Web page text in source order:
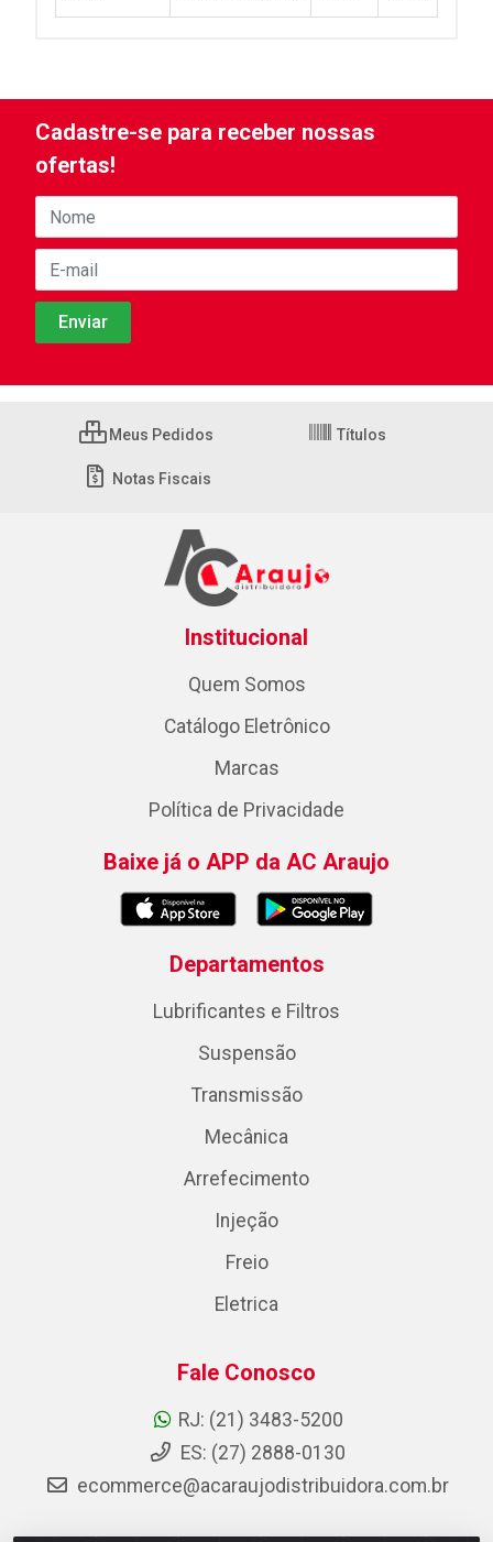
Cadastre-se para receber nossas
ofertas!
Meus Pedidos Títulos
Notas Fiscais
Institucional
Quem Somos
Catálogo Eletrônico
Marcas
Política de Privacidade
Baixe já o APP da AC Araujo
Departamentos
Lubrificantes e Filtros
Suspensão
Transmissão
Mecânica
Arrefecimento
Injeção
Freio
Eletrica
Fale Conosco
RJ: (21) 3483-5200
ES: (27) 2888-0130
ecommerce@acaraujodistribuidora.com.br